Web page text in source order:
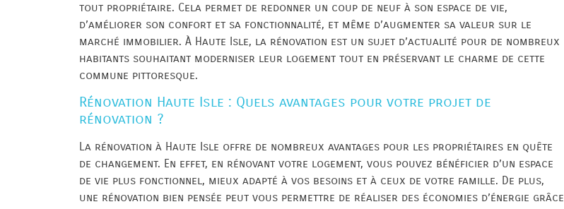
tout propriétaire. Cela permet de redonner un coup de neuf à son espace de vie,
d’améliorer son confort et sa fonctionnalité, et même d’augmenter sa valeur sur le
marché immobilier. À Haute Isle, la rénovation est un sujet d’actualité pour de nombreux
habitants souhaitant moderniser leur logement tout en préservant le charme de cette
commune pittoresque.
Rénovation Haute Isle : Quels avantages pour votre projet de
rénovation ?
La rénovation à Haute Isle offre de nombreux avantages pour les propriétaires en quête
de changement. En effet, en rénovant votre logement, vous pouvez bénéficier d’un espace
de vie plus fonctionnel, mieux adapté à vos besoins et à ceux de votre famille. De plus,
une rénovation bien pensée peut vous permettre de réaliser des économies d’énergie grâce